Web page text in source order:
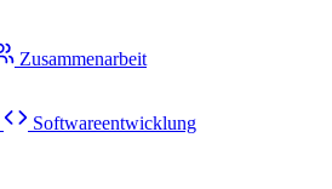
Zusammenarbeit
Softwareentwicklung